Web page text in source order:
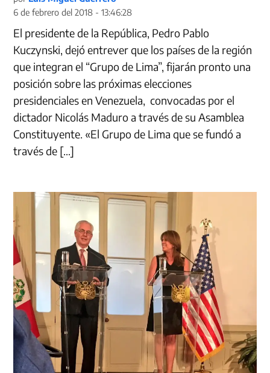
6 de febrero del 2018 - 13:46:28
El presidente de la República, Pedro Pablo
Kuczynski, dejó entrever que los países de la región
que integran el “Grupo de Lima”, fijarán pronto una
posición sobre las próximas elecciones
presidenciales en Venezuela, convocadas por el
dictador Nicolás Maduro a través de su Asamblea
Constituyente. «El Grupo de Lima que se fundó a
través de […]